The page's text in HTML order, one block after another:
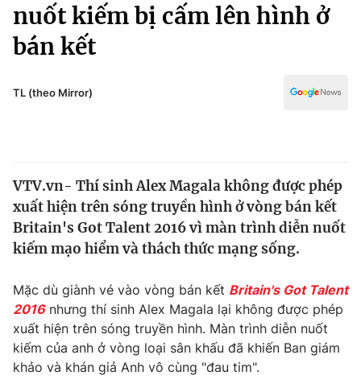
Chính trị
Xã hội
Pháp luật
Thế giới
Tin tức
Thế giới đó đây
Câu chuyện quốc tế
Kinh tế
Thị trường
Góc doanh nghiệp
Dữ liệu và đời sống
Truyền hình
Phim VTV
Giải trí
Truyền hình
Văn hóa - Giải trí
Công nghệ
nuốt kiếm bị cấm lên hình ở
bán kết
TL (theo Mirror)
VTV.vn- Thí sinh Alex Magala không được phép
xuất hiện trên sóng truyền hình ở vòng bán kết
Britain's Got Talent 2016 vì màn trình diễn nuốt
kiếm mạo hiểm và thách thức mạng sống.
Mặc dù giành vé vào vòng bán kết Britain's Got Talent
2016nhưng thí sinh Alex Magala lại không được phép
xuất hiện trên sóng truyền hình. Màn trình diễn nuốt
kiếm của anh ở vòng loại sân khấu đã khiến Ban giám
khảo và khán giả Anh vô cùng "đau tim".